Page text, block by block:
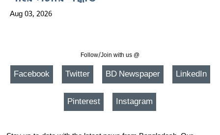
Aug 03, 2026
Follow/Join with us @
Facebook Twitter BD Newspaper LinkedIn
Pinterest Instagram